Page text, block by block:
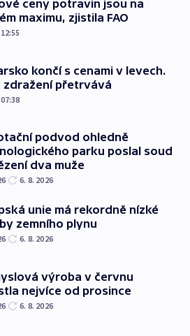
ceny potravin jsou na
maximu, zjistila FAO
končí s cenami v levech.
zdražení přetrvává
podvod ohledně
parku poslal soud
dva muže
6. 8. 2026
unie má rekordně nízké
zemního plynu
6. 8. 2026
výroba v červnu
nejvíce od prosince
6. 8. 2026